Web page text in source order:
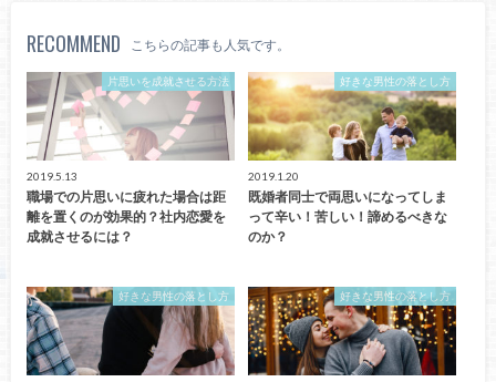
RECOMMEND こちらの記事も人気です。
片思いを成就させる方法
2019.5.13
職場での片思いに疲れた場合は距
離を置くのが効果的？社内恋愛を
成就させるには？
好きな男性の落とし方
2019.1.20
既婚者同士で両思いになってしま
って辛い！苦しい！諦めるべきな
のか？
好きな男性の落とし方 好きな男性の落とし方